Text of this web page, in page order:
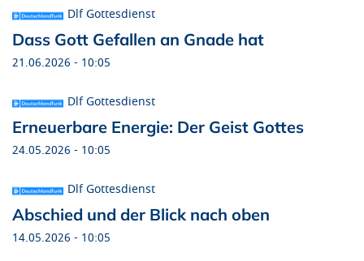
Dlf Gottesdienst
Dass Gott Gefallen an Gnade hat
21.06.2026 - 10:05
Dlf Gottesdienst
Erneuerbare Energie: Der Geist Gottes
24.05.2026 - 10:05
Dlf Gottesdienst
Abschied und der Blick nach oben
14.05.2026 - 10:05